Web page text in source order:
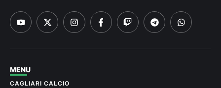
MENU
CAGLIARI CALCIO